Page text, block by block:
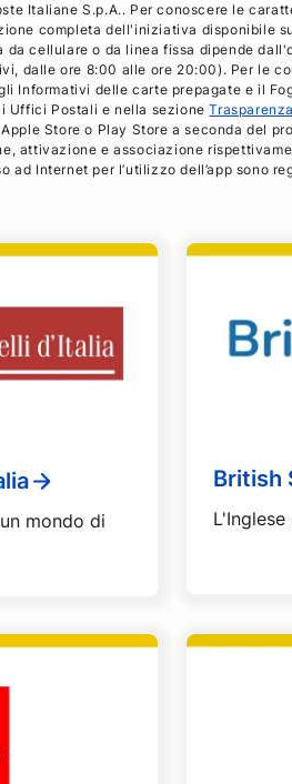
Italiane S.p.A.. Per conoscere le
completa dell'iniziativa disponibile
da cellulare o da linea fissa dipende
dalle ore 8:00 alle ore 20:00). Per le
Informativi delle carte prepagate e il
Uffici Postali e nella sezioneTrasparenza
Store o Play Store a seconda del
attivazione e associazione
ad Internet per l’utilizzo dell’app sono
mondo di
British